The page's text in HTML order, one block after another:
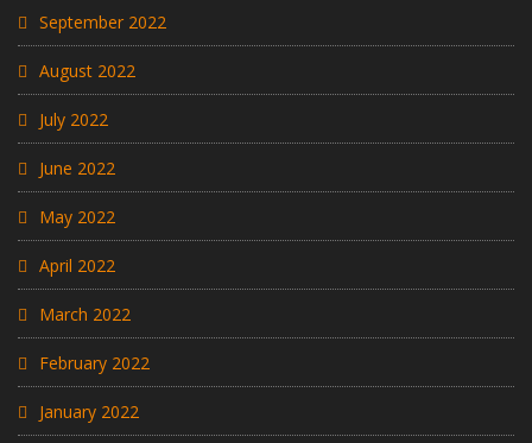
September 2022
August 2022
July 2022
June 2022
May 2022
April 2022
March 2022
February 2022
January 2022